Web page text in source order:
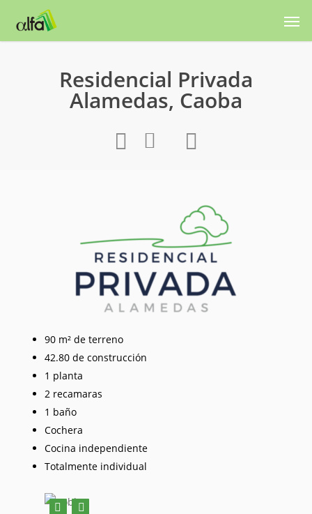
Residencial Privada
Alamedas, Caoba
90 m² de terreno
42.80 de construcción
1 planta
2 recamaras
1 baño
Cochera
Cocina independiente
Totalmente individual